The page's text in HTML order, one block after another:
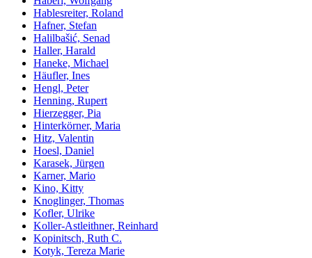
Hablesreiter, Roland
Hafner, Stefan
Halilbašić, Senad
Haller, Harald
Haneke, Michael
Häufler, Ines
Hengl, Peter
Henning, Rupert
Hierzegger, Pia
Hinterkörner, Maria
Hitz, Valentin
Hoesl, Daniel
Karasek, Jürgen
Karner, Mario
Kino, Kitty
Knoglinger, Thomas
Kofler, Ulrike
Koller-Astleithner, Reinhard
Kopinitsch, Ruth C.
Kotyk, Tereza Marie